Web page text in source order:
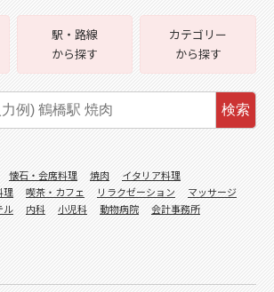
駅・路線
から探す
カテゴリー
から探す
検索
懐石・会席料理 焼肉
イタリア料理
理 喫茶・カフェ リラクゼーション
マッサージ
ル 内科 小児科 動物病院
会計事務所